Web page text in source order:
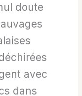
doute
avec
dans